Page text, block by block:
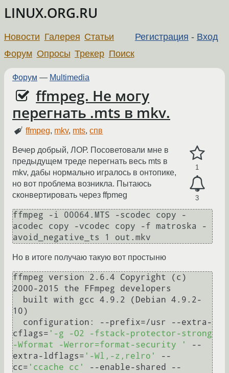
LINUX.ORG.RU
Регистрация - Вход
Новости Галерея Статьи
Форум Опросы Трекер Поиск
Форум — Multimedia
ffmpeg. Не могу
перегнать .mts в mkv.
ffmpeg, mkv, mts,спв
1
3
Вечер добрый, ЛОР. Посоветовали мне в
предыдущем треде перегнать весь mts в
mkv, дабы нормально игралось в онтопике,
но вот проблема возникла. Пытаюсь
сконвертировать через ffpmeg
ffmpeg -i 00064.MTS -scodec copy -
acodec copy -vcodec copy -f matroska -
Но в итоге получаю такую вот простыню
ffmpeg version 2.6.4 Copyright (c)
2000-2015 the FFmpeg developers
10)
cflags= '-g -O2 -fstack-protector-strong
-Wformat -Werror=format-security '
--
extra-ldflags= '-Wl,-z,relro'
--
cc= 'ccache cc'
--enable-shared --